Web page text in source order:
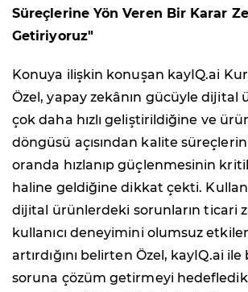
Süreçlerine Yön Veren Bir Karar
Getiriyoruz"
Konuya ilişkin konuşan kayIQ.ai
Özel, yapay zekânın gücüyle dijital
çok daha hızlı geliştirildiğine ve
döngüsü açısından kalite
oranda hızlanıp güçlenmesinin
haline geldiğine dikkat çekti.
dijital ürünlerdeki sorunların ticari
kullanıcı deneyimini olumsuz
artırdığını belirten Özel, kayIQ.ai ile
soruna çözüm getirmeyi